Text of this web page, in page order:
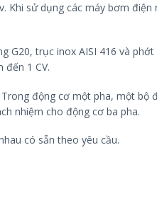
Khi sử dụng các máy bơm điện
G20, trục inox AISI 416 và
1 CV.
động cơ một pha, một bộ
nhiệm cho động cơ ba pha.
có sẵn theo yêu cầu.